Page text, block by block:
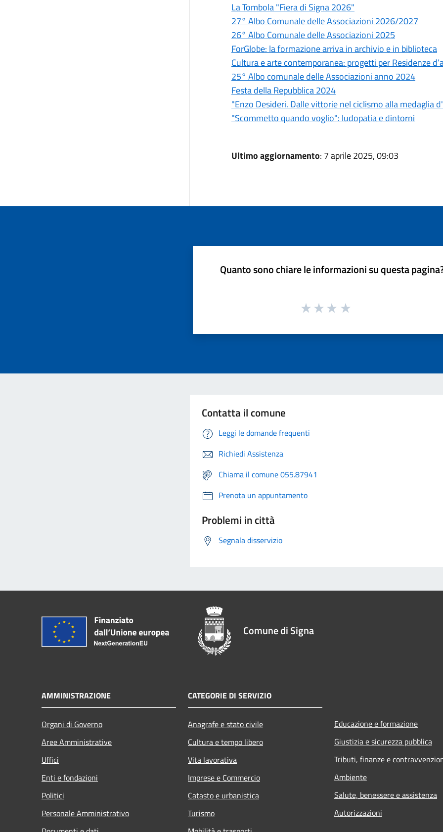
La Tombola "Fiera di Signa 2026"
27° Albo Comunale delle Associazioni 2026/2027
26° Albo Comunale delle Associazioni 2025
ForGlobe: la formazione arriva in archivio e in biblioteca
Cultura e arte contemporanea: progetti per Residenze
25° Albo comunale delle Associazioni anno 2024
Festa della Repubblica 2024
"Enzo Desideri. Dalle vittorie nel ciclismo alla medaglia
"Scommetto quando voglio": ludopatia e dintorni
Ultimo aggiornamento: 7 aprile 2025, 09:03
Quanto sono chiare le informazioni su questa
Contatta il comune
Leggi le domande frequenti
Richiedi Assistenza
Chiama il comune 055.87941
Prenota un appuntamento
Problemi in città
Segnala disservizio
Comune di Signa
AMMINISTRAZIONE
Organi di Governo
Aree Amministrative
Uffici
Enti e fondazioni
Politici
Personale Amministrativo
CATEGORIE DI SERVIZIO
Anagrafe e stato civile
Cultura e tempo libero
Vita lavorativa
Imprese e Commercio
Catasto e urbanistica
Turismo
Educazione e formazione
Giustizia e sicurezza pubblica
Tributi, finanze e
Ambiente
Salute, benessere e assistenza
Autorizzazioni